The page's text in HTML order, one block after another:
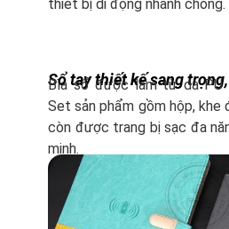
thiết bị di động nhanh chóng.
Sổ tay thiết kế sang
Bìa sổ được làm từ da PU
Set sản phẩm gồm hộp,
còn được trang bị sạc đa
minh.